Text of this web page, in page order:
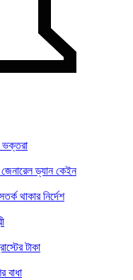
ভক্তরা
ড্যান কেইন
থাকার নির্দেশ
টাকা
বাধা